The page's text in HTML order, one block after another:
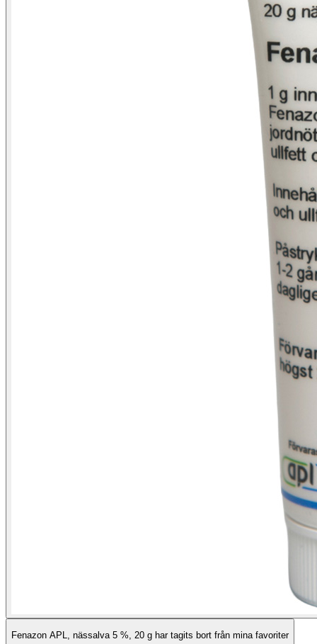
Fenazon APL, nässalva 5 %, 20 g har tagits bort från mina favoriter